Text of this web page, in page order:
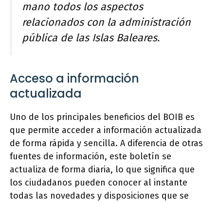
mano todos los aspectos
relacionados con la administración
pública de las Islas Baleares.
Acceso a información
actualizada
Uno de los principales beneficios del BOIB es
que permite acceder a información actualizada
de forma rápida y sencilla. A diferencia de otras
fuentes de información, este boletín se
actualiza de forma diaria, lo que significa que
los ciudadanos pueden conocer al instante
todas las novedades y disposiciones que se